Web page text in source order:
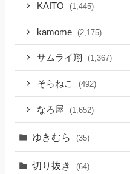
KAITO (1,445)
kamome (2,175)
サムライ翔 (1,367)
そらねこ (492)
なろ屋 (1,652)
ゆきむら (35)
切り抜き (64)